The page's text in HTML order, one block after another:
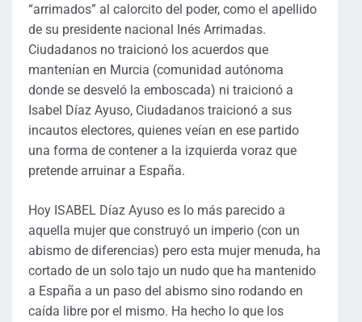
“arrimados” al calorcito del poder, como el apellido
de su presidente nacional Inés Arrimadas.
Ciudadanos no traicionó los acuerdos que
mantenían en Murcia (comunidad autónoma
donde se desveló la emboscada) ni traicionó a
Isabel Díaz Ayuso, Ciudadanos traicionó a sus
incautos electores, quienes veían en ese partido
una forma de contener a la izquierda voraz que
pretende arruinar a España.
Hoy ISABEL Díaz Ayuso es lo más parecido a
aquella mujer que construyó un imperio (con un
abismo de diferencias) pero esta mujer menuda, ha
cortado de un solo tajo un nudo que ha mantenido
a España a un paso del abismo sino rodando en
caída libre por el mismo. Ha hecho lo que los